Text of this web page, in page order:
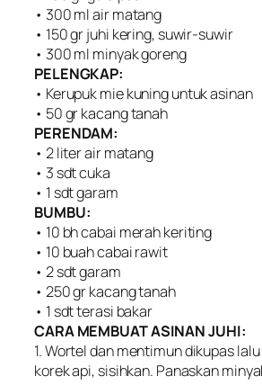
• 300 ml air matang
• 150 gr juhi kering, suwir-suwir
• 300 ml minyak goreng
PELENGKAP:
• Kerupuk mie kuning untuk asinan
• 50 gr kacang tanah
PERENDAM:
• 2 liter air matang
• 3 sdt cuka
• 1 sdt garam
BUMBU:
• 10 bh cabai merah keriting
• 10 buah cabai rawit
• 2 sdt garam
• 250 gr kacang tanah
• 1 sdt terasi bakar
CARA MEMBUAT ASINAN JUHI:
1. Wortel dan mentimun dikupas
korek api, sisihkan. Panaskan